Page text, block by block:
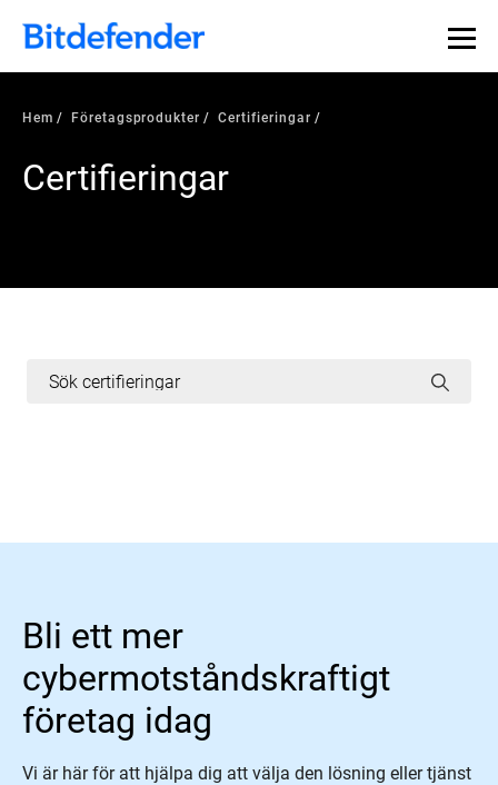
Hem Företagsprodukter Certifieringar
Certifieringar
Bli ett mer
cybermotståndskraftigt
företag idag
Vi är här för att hjälpa dig att välja den lösning eller tjänst